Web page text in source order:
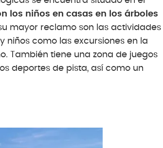
los niños en casas en los árboles
mayor reclamo son las actividades
como las excursiones en la
También tiene una zona de juegos
deportes de pista, así como un